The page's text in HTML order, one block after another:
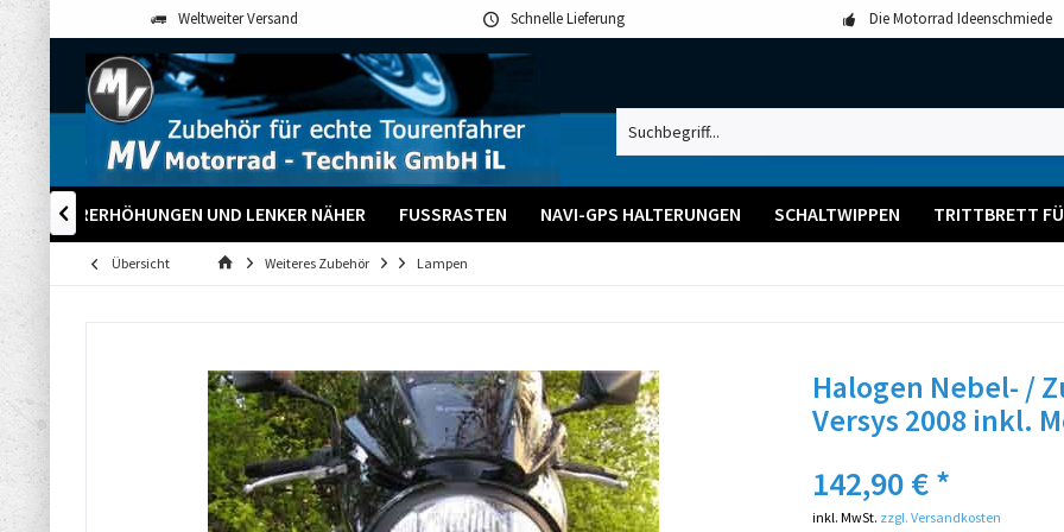
Weltweiter Versand Schnelle Lieferung Die Motorrad Ideenschmiede
LENKERERHÖHUNGEN UND LENKER NÄHER FUSSRASTEN NAVI-GPS HALTERUNGEN SCHALTWIPPEN TRITTBRETT

Übersicht Weiteres Zubehör Lampen
Halogen Nebel- /
Versys 2008 inkl.
142,90 € *
inkl. MwSt. zzgl. Versandkosten